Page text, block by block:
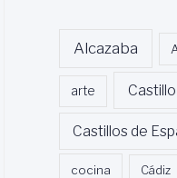
Alcazaba
arte Castillo
Castillos de
cocina Cádiz